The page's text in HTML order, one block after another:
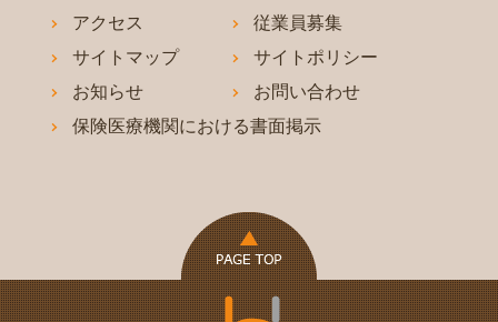
アクセス
従業員募集
サイトマップ
サイトポリシー
お知らせ
お問い合わせ
保険医療機関における書面掲示